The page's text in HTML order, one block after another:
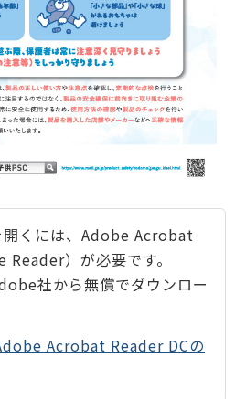
開くには、Adobe Acrobat
）が必要です。
社から無償でダウンロー
Acrobat Reader DCの